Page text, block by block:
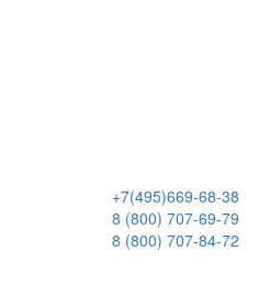
+7(495)669-68-38
8 (800) 707-69-79
8 (800) 707-84-72